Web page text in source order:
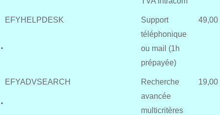
EFYHELPDESK
Support
téléphonique
ou mail (1h
prépayée)
49,00
EFYADVSEARCH
Recherche
avancée
multicritères